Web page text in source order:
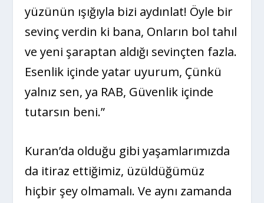
yüzünün ışığıyla bizi aydınlat! Öyle bir
sevinç verdin ki bana, Onların bol tahıl
ve yeni şaraptan aldığı sevinçten fazla.
Esenlik içinde yatar uyurum, Çünkü
yalnız sen, ya RAB, Güvenlik içinde
tutarsın beni.”
Kuran’da olduğu gibi yaşamlarımızda
da itiraz ettiğimiz, üzüldüğümüz
hiçbir şey olmamalı. Ve aynı zamanda